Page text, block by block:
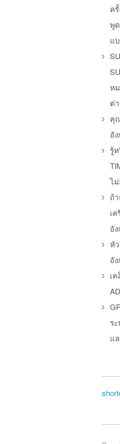
ค
พู
แ
ห
ต่
คุ
อั
รู้
ไ
ถ้
เ
อั
หั
อั
เ
ร
แ